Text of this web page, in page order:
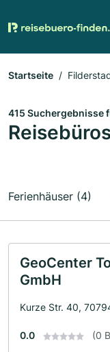
Startseite
415 Suchergebnisse
Ferienhäuser (4)
GeoCenter
GmbH
Kurze Str. 40,
0.0 (0